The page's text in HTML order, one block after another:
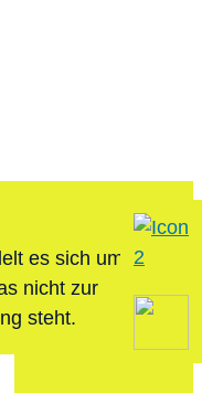
es sich um ein
nicht zur
steht.